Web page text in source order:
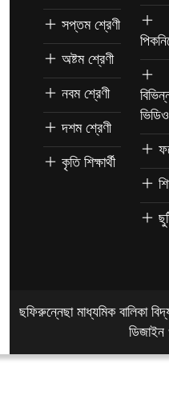
সপ্তম শ্রেণী
অষ্টম শ্রেণী
নবম শ্রেণী
দশম শ্রেণী
কৃতি শিক্ষার্থী
ভিডিও
ছফিরুন্নেছা মাধ্যমিক বালিকা
ডিজাইন